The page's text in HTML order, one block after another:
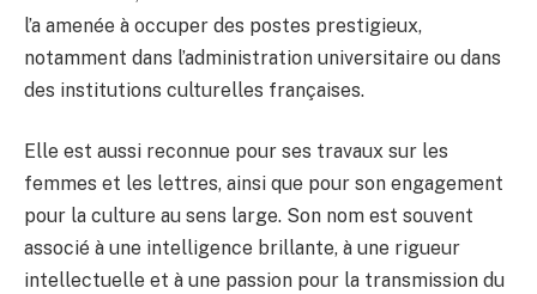
l’a amenée à occuper des postes prestigieux,
notamment dans l’administration universitaire ou dans
des institutions culturelles françaises.
Elle est aussi reconnue pour ses travaux sur les
femmes et les lettres, ainsi que pour son engagement
pour la culture au sens large. Son nom est souvent
associé à une intelligence brillante, à une rigueur
intellectuelle et à une passion pour la transmission du